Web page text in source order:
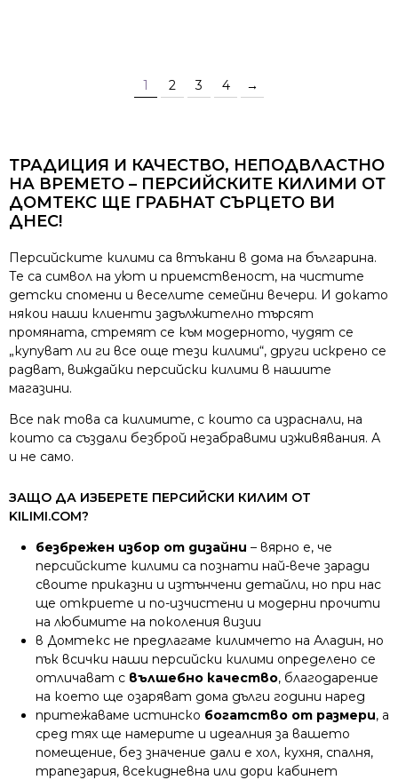
1 2 3 4 →
ТРАДИЦИЯ И КАЧЕСТВО, НЕПОДВЛАСТНО
НА ВРЕМЕТО – ПЕРСИЙСКИТЕ КИЛИМИ ОТ
ДОМТЕКС ЩЕ ГРАБНАТ СЪРЦЕТО ВИ
ДНЕС!
Персийските килими са втъкани в дома на българина.
Те са символ на уют и приемственост, на чистите
детски спомени и веселите семейни вечери. И докато
някои наши клиенти задължително търсят
промяната, стремят се към модерното, чудят се
„купуват ли ги все още тези килими“, други искрено се
радват, виждайки персийски килими в нашите
магазини.
Все пак това са килимите, с които са израснали, на
които са създали безброй незабравими изживявания. А
и не само.
ЗАЩО ДА ИЗБЕРЕТЕ ПЕРСИЙСКИ КИЛИМ ОТ
KILIMI.COM?
безбрежен избор от дизайни – вярно е, че
персийските килими са познати най-вече заради
своите приказни и изтънчени детайли, но при нас
ще откриете и по-изчистени и модерни прочити
на любимите на поколения визии
в Домтекс не предлагаме килимчето на Аладин, но
пък всички наши персийски килими определено се
отличават с вълшебно качество, благодарение
на което ще озаряват дома дълги години наред
притежаваме истинско богатство от размери, а
сред тях ще намерите и идеалния за вашето
помещение, без значение дали е хол, кухня, спалня,
трапезария, всекидневна или дори кабинет